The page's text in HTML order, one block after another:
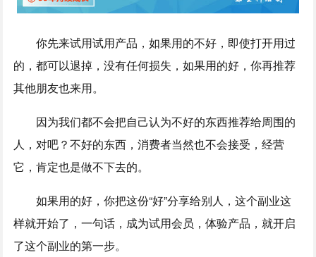
你先来试用试用产品，如果用的不好，即使打开用过
的，都可以退掉，没有任何损失，如果用的好，你再推荐
其他朋友也来用。
因为我们都不会把自己认为不好的东西推荐给周围的
人，对吧？不好的东西，消费者当然也不会接受，经营
它，肯定也是做不下去的。
如果用的好，你把这份“好”分享给别人，这个副业这
样就开始了，一句话，成为试用会员，体验产品，就开启
了这个副业的第一步。